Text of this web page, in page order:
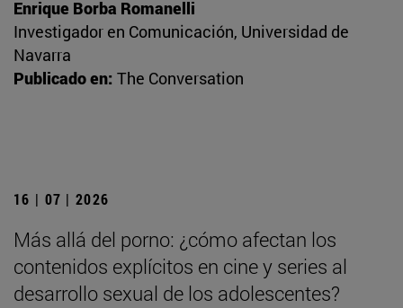
Enrique Borba Romanelli
Investigador en Comunicación, Universidad de
Navarra
Publicado en: The Conversation
16 | 07 | 2026
Más allá del porno: ¿cómo afectan los
contenidos explícitos en cine y series al
desarrollo sexual de los adolescentes?